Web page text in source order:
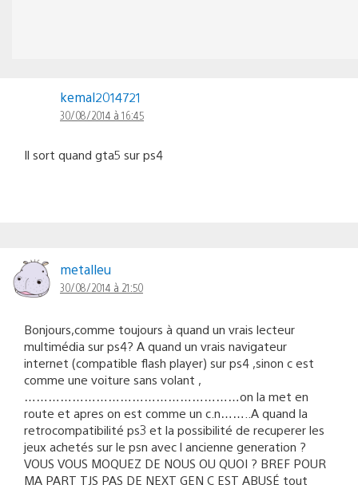
kemal2014721
30/08/2014 à 16:45
Il sort quand gta5 sur ps4
metalleu
30/08/2014 à 21:50
Bonjours,comme toujours à quand un vrais lecteur
multimédia sur ps4? A quand un vrais navigateur
internet (compatible flash player) sur ps4 ,sinon c est
comme une voiture sans volant ,
………………………………………………on la met en
route et apres on est comme un c.n……..A quand la
retrocompatibilité ps3 et la possibilité de recuperer les
jeux achetés sur le psn avec l ancienne generation ?
VOUS VOUS MOQUEZ DE NOUS OU QUOI ? BREF POUR
MA PART TJS PAS DE NEXT GEN C EST ABUSÉ tout